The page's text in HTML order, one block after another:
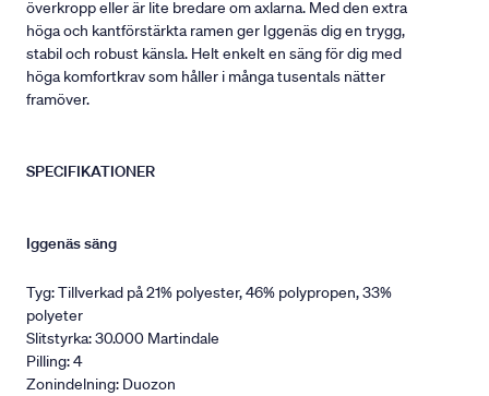
överkropp eller är lite bredare om axlarna. Med den extra
höga och kantförstärkta ramen ger Iggenäs dig en trygg,
stabil och robust känsla. Helt enkelt en säng för dig med
höga komfortkrav som håller i många tusentals nätter
framöver.
SPECIFIKATIONER
Iggenäs säng
Tyg: Tillverkad på 21% polyester, 46% polypropen, 33%
polyeter
Slitstyrka: 30.000 Martindale
Pilling: 4
Zonindelning: Duozon